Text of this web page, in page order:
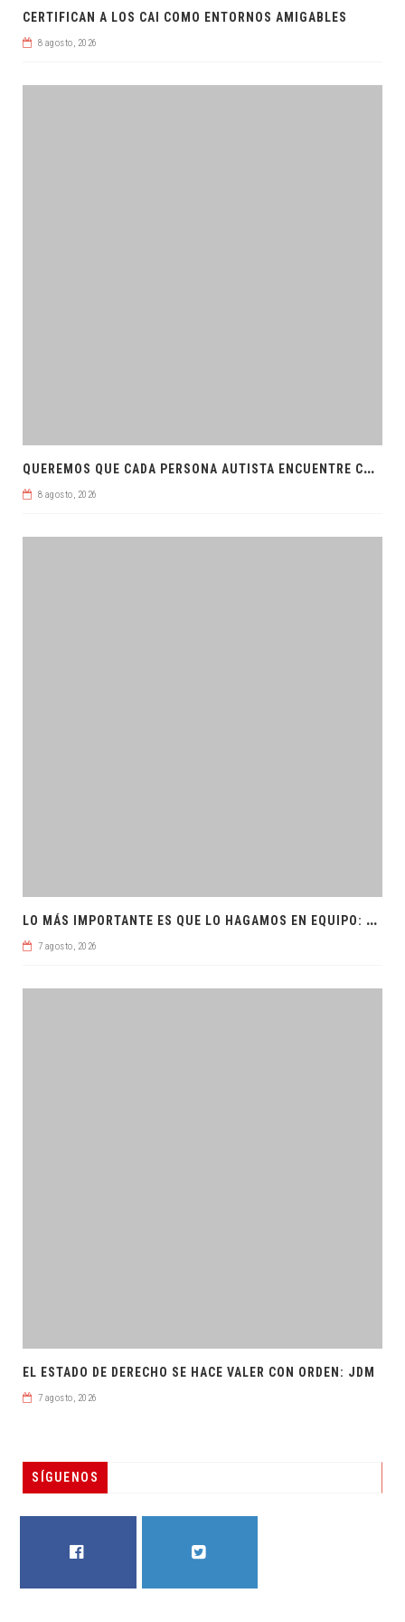
CERTIFICAN A LOS CAI COMO ENTORNOS AMIGABLES
8 agosto, 2026
Q
UEREMOS QUE CADA PERSONA AUTISTA ENCUENTRE COMPRENSIÓN: JDM
8 agosto, 2026
L
O MÁS IMPORTANTE ES QUE LO HAGAMOS EN EQUIPO: CPL
7 agosto, 2026
EL ESTADO DE DERECHO SE HACE VALER CON ORDEN: JDM
7 agosto, 2026
SÍGUENOS